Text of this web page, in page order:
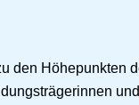
den Höhepunkten